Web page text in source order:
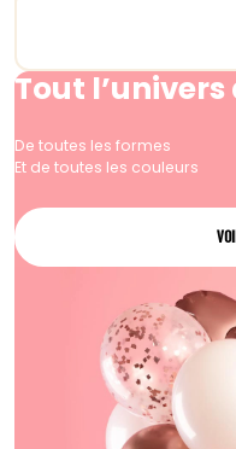
Tout
De toutes les formes
Et de toutes les couleurs